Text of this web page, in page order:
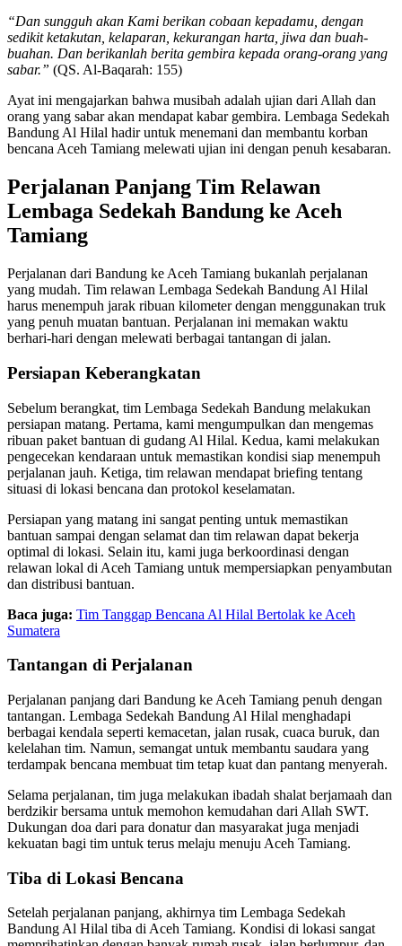
“Dan sungguh akan Kami berikan cobaan kepadamu, dengan
sedikit ketakutan, kelaparan, kekurangan harta, jiwa dan buah-
buahan. Dan berikanlah berita gembira kepada orang-orang yang
sabar.” (QS. Al-Baqarah: 155)
Ayat ini mengajarkan bahwa musibah adalah ujian dari Allah dan
orang yang sabar akan mendapat kabar gembira. Lembaga Sedekah
Bandung Al Hilal hadir untuk menemani dan membantu korban
bencana Aceh Tamiang melewati ujian ini dengan penuh kesabaran.
Perjalanan Panjang Tim Relawan
Lembaga Sedekah Bandung ke Aceh
Tamiang
Perjalanan dari Bandung ke Aceh Tamiang bukanlah perjalanan
yang mudah. Tim relawan Lembaga Sedekah Bandung Al Hilal
harus menempuh jarak ribuan kilometer dengan menggunakan truk
yang penuh muatan bantuan. Perjalanan ini memakan waktu
berhari-hari dengan melewati berbagai tantangan di jalan.
Persiapan Keberangkatan
Sebelum berangkat, tim Lembaga Sedekah Bandung melakukan
persiapan matang. Pertama, kami mengumpulkan dan mengemas
ribuan paket bantuan di gudang Al Hilal. Kedua, kami melakukan
pengecekan kendaraan untuk memastikan kondisi siap menempuh
perjalanan jauh. Ketiga, tim relawan mendapat briefing tentang
situasi di lokasi bencana dan protokol keselamatan.
Persiapan yang matang ini sangat penting untuk memastikan
bantuan sampai dengan selamat dan tim relawan dapat bekerja
optimal di lokasi. Selain itu, kami juga berkoordinasi dengan
relawan lokal di Aceh Tamiang untuk mempersiapkan penyambutan
dan distribusi bantuan.
Baca juga: Tim Tanggap Bencana Al Hilal Bertolak ke Aceh
Sumatera
Tantangan di Perjalanan
Perjalanan panjang dari Bandung ke Aceh Tamiang penuh dengan
tantangan. Lembaga Sedekah Bandung Al Hilal menghadapi
berbagai kendala seperti kemacetan, jalan rusak, cuaca buruk, dan
kelelahan tim. Namun, semangat untuk membantu saudara yang
terdampak bencana membuat tim tetap kuat dan pantang menyerah.
Selama perjalanan, tim juga melakukan ibadah shalat berjamaah dan
berdzikir bersama untuk memohon kemudahan dari Allah SWT.
Dukungan doa dari para donatur dan masyarakat juga menjadi
kekuatan bagi tim untuk terus melaju menuju Aceh Tamiang.
Tiba di Lokasi Bencana
Setelah perjalanan panjang, akhirnya tim Lembaga Sedekah
Bandung Al Hilal tiba di Aceh Tamiang. Kondisi di lokasi sangat